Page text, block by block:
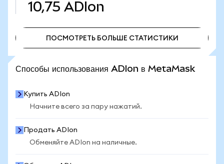
10,75 ADIon
ПОСМОТРЕТЬ БОЛЬШЕ СТАТИСТИКИ
Способы использования ADIon в MetaMask
Купить ADIon
Начните всего за пару нажатий.
Продать ADIon
Обменяйте ADIon на наличные.